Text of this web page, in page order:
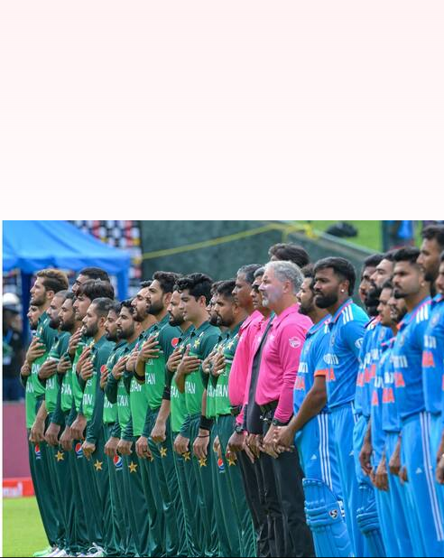
கள்ளச்சந்தையில்
எழுதியவர் Venkatalakshmi V Sep 05, 2023 01:53 pm
செய்தி முன்னோட்டம்
உலககோப்பைகிரிக்கெட்போட்டிகள்
போட்டிக்கான டிக்கெட் விற்பனை தொடங்கி
இந்நிலையில், கள்ளச்சந்தையில், இந்த
என்றும், அவற்றின் விலையையும் கேட்டு,
இந்தியா - பாகிஸ்தான் போட்டிக்கான சவுத்
தளத்தில் ரூ.19,51,580க்கு விற்கப்படுகிறது.
கிரிக்கெட் போட்டிகளின் அதிகாரபூர்வ